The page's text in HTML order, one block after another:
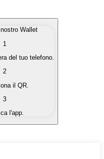
ti interessano in modo
in valuta fiat quando ne
con un'altra
Wallet self-custodial.
Wallet
1
del tuo telefono.
2
il QR.
3
l'app.